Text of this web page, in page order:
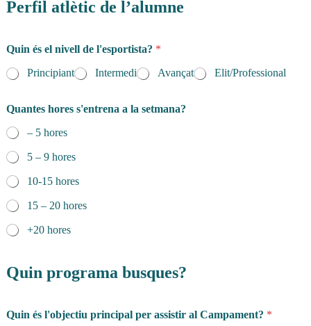
t
è
f
o
l
Perfil atlètic de l’alumne
Quin és el nivell de l'esportista? *
Principiant
Intermedi Avançat Elit/Professional
Quantes hores s'entrena a la setmana?
– 5 hores
5 – 9 hores
10-15 hores
15 – 20 hores
+20 hores
Quin programa busques?
Quin és l'objectiu principal per assistir al Campament? *